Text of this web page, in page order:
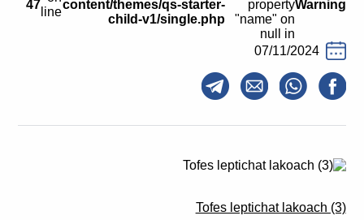
Warning
property
"name" on
null in
content/themes/qs-starter-
child-v1/single.php
line
47
07/11/2024
Tofes leptichat lakoach (3)